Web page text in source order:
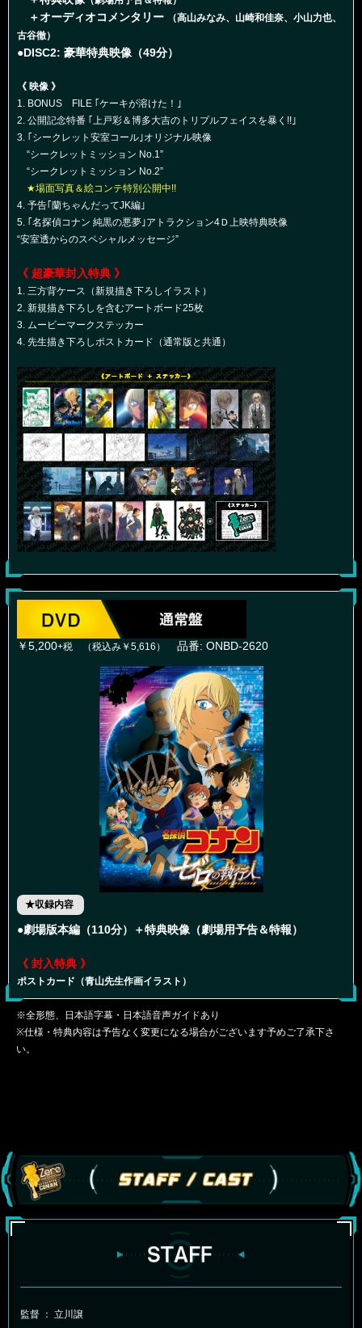
＋オーディオコメンタリー
（高山みなみ、山崎和佳奈、小山力也、
古谷徹）
●DISC2: 豪華特典映像（49分）
《 映像 》
1. BONUS FILE ｢ケーキが溶けた！｣
2. 公開記念特番 ｢上戸彩＆博多大吉のトリプルフェイスを暴く!!｣
3. ｢シークレット安室コール｣オリジナル映像
“シークレットミッション No.1”
“シークレットミッション No.2”
★場面写真＆絵コンテ特別公開中!!
4. 予告｢蘭ちゃんだってJK編｣
5. ｢名探偵コナン 純黒の悪夢｣アトラクション4Ｄ上映特典映像
“安室透からのスペシャルメッセージ”
《 超豪華封入特典 》
1. 三方背ケース（新規描き下ろしイラスト）
2. 新規描き下ろしを含むアートボード25枚
3. ムービーマークステッカー
4. 先生描き下ろしポストカード（通常版と共通）
￥5,200+税 （税込み￥5,616） 品番: ONBD-2620
★収録内容
●劇場版本編（110分）＋特典映像（劇場用予告＆特報）
《 封入特典 》
ポストカード（青山先生作画イラスト）
※全形態、日本語字幕・日本語音声ガイドあり
※仕様・特典内容は予告なく変更になる場合がございます予めご了承下さ
い。
監督 ： 立川譲